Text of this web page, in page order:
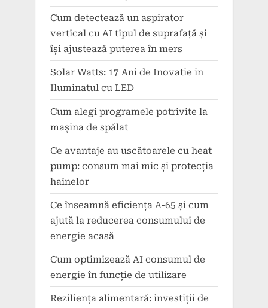
Cum detectează un aspirator
vertical cu AI tipul de suprafață și
își ajustează puterea în mers
Solar Watts: 17 Ani de Inovatie in
Iluminatul cu LED
Cum alegi programele potrivite la
mașina de spălat
Ce avantaje au uscătoarele cu heat
pump: consum mai mic și protecția
hainelor
Ce înseamnă eficiența A-65 și cum
ajută la reducerea consumului de
energie acasă
Cum optimizează AI consumul de
energie în funcție de utilizare
Reziliența alimentară: investiții de